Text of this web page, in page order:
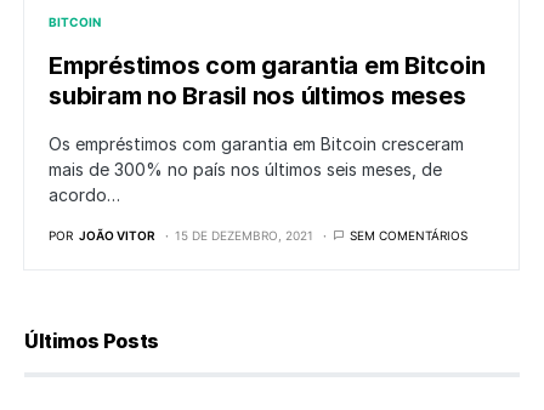
BITCOIN
Empréstimos com garantia em Bitcoin
subiram no Brasil nos últimos meses
Os empréstimos com garantia em Bitcoin cresceram
mais de 300% no país nos últimos seis meses, de
acordo…
POR JOÃO VITOR 15 DE DEZEMBRO, 2021 SEM COMENTÁRIOS
Últimos Posts